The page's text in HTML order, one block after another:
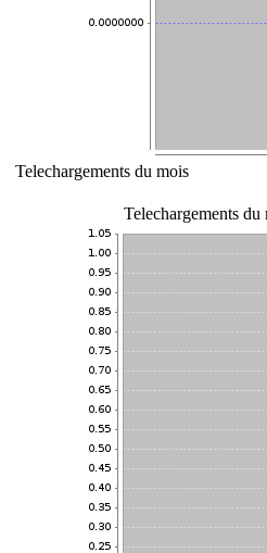
Telechargements du mois
Telechargements